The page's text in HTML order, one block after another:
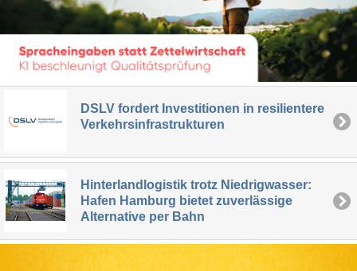
DSLV fordert Investitionen in resilientere
Verkehrsinfrastrukturen
Hinterlandlogistik trotz Niedrigwasser:
Hafen Hamburg bietet zuverlässige
Alternative per Bahn